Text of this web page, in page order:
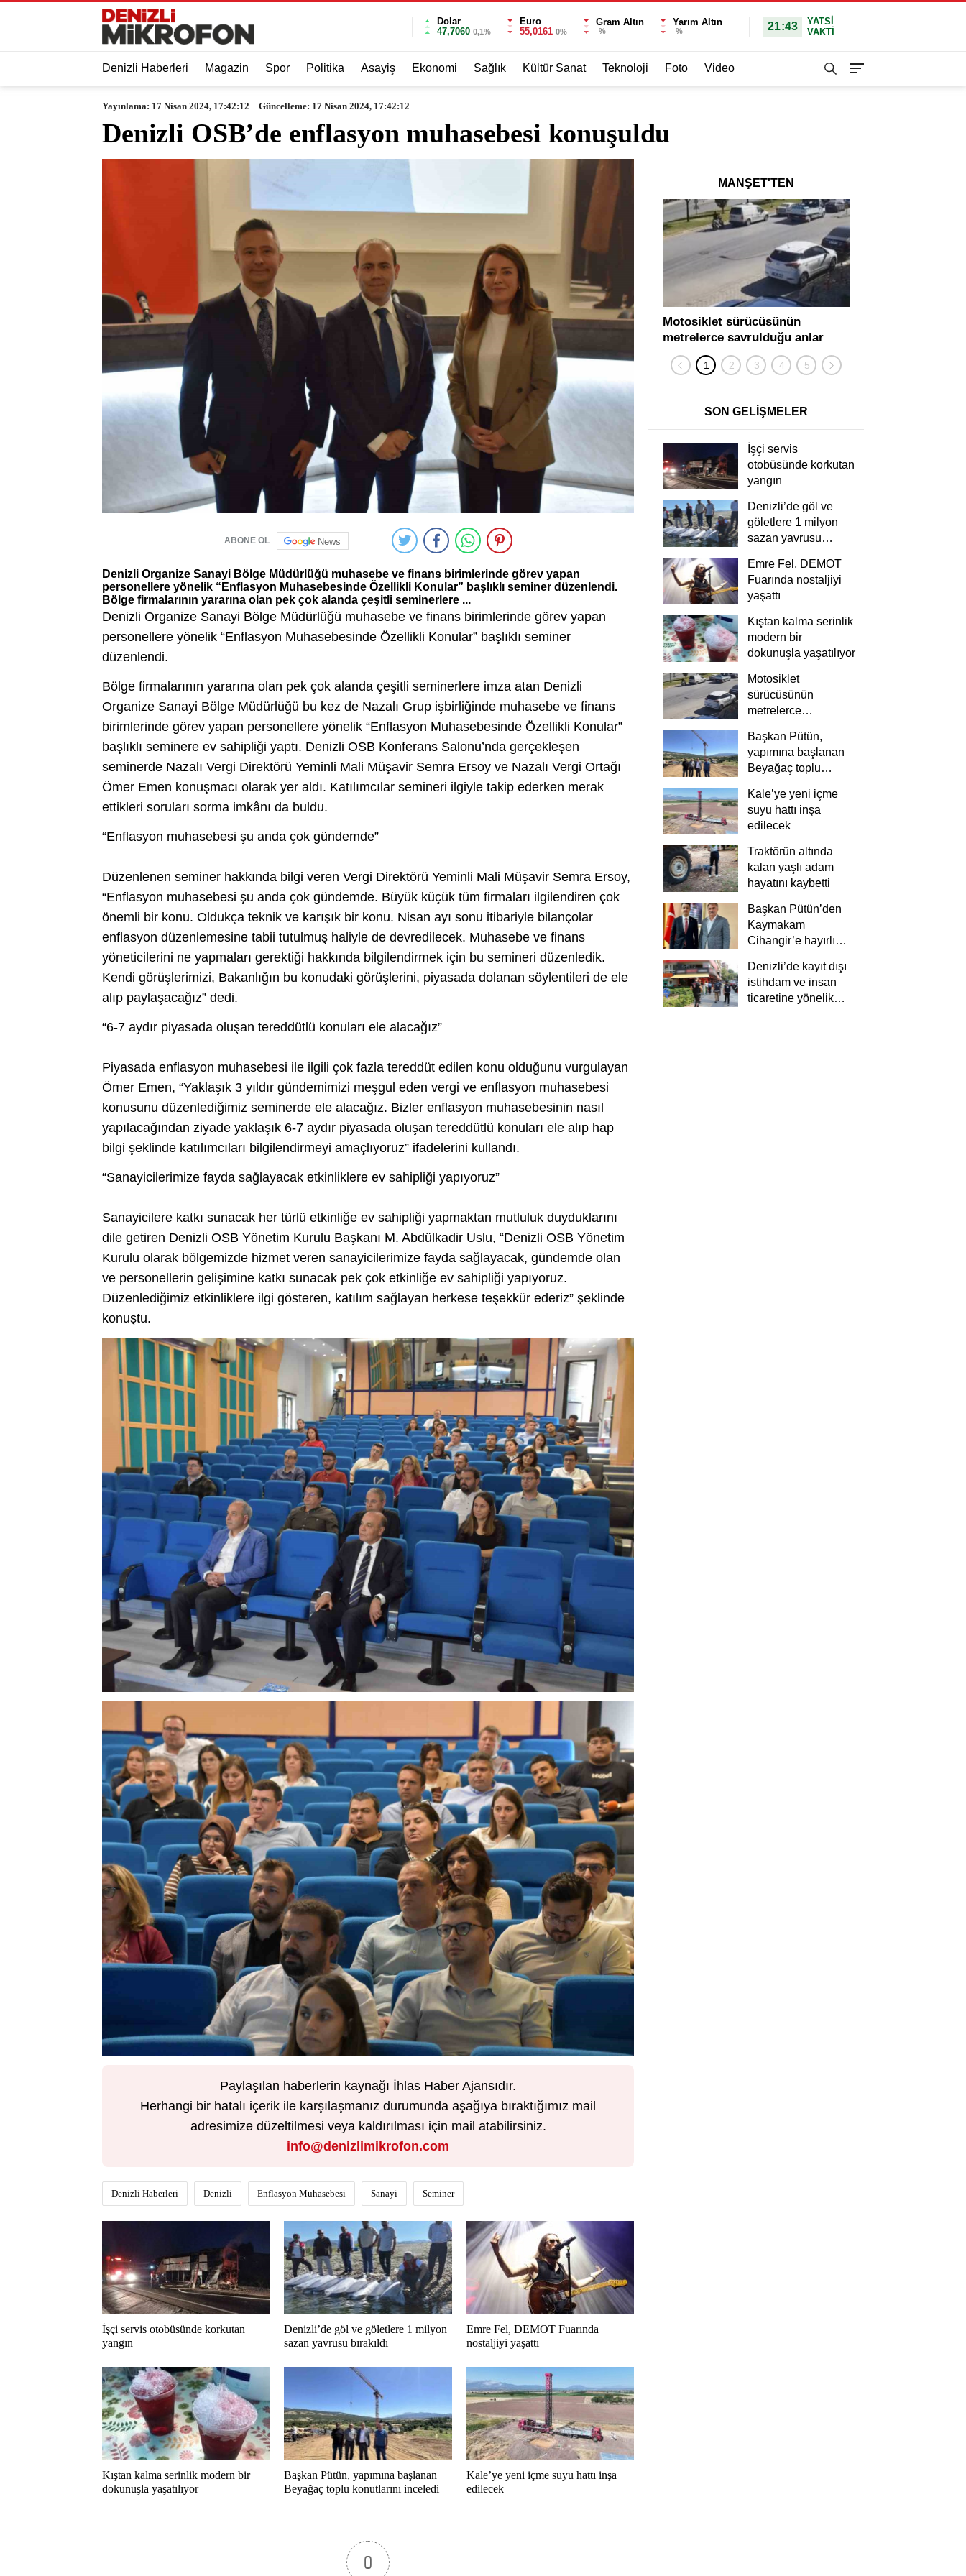
Dolar
47,7060 0,1%
Euro
55,0161 0%
Gram Altın
%
Yarım Altın
% 21:43
YATSI
VAKTİ
Denizli Haberleri Magazin Spor Politika Asayiş Ekonomi Sağlık Kültür Sanat Teknoloji Foto Video
Yayınlama: 17 Nisan 2024, 17:42:12 Güncelleme: 17 Nisan 2024, 17:42:12
Denizli OSB’de enflasyon muhasebesi konuşuldu
ABONE OL News
Denizli Organize Sanayi Bölge Müdürlüğü muhasebe ve finans birimlerinde görev yapan
personellere yönelik “Enflasyon Muhasebesinde Özellikli Konular” başlıklı seminer düzenlendi.
Bölge firmalarının yararına olan pek çok alanda çeşitli seminerlere ...
Denizli Organize Sanayi Bölge Müdürlüğü muhasebe ve finans birimlerinde görev yapan
personellere yönelik “Enflasyon Muhasebesinde Özellikli Konular” başlıklı seminer
düzenlendi.
Bölge firmalarının yararına olan pek çok alanda çeşitli seminerlere imza atan Denizli
Organize Sanayi Bölge Müdürlüğü bu kez de Nazalı Grup işbirliğinde muhasebe ve finans
birimlerinde görev yapan personellere yönelik “Enflasyon Muhasebesinde Özellikli Konular”
başlıklı seminere ev sahipliği yaptı. Denizli OSB Konferans Salonu’nda gerçekleşen
seminerde Nazalı Vergi Direktörü Yeminli Mali Müşavir Semra Ersoy ve Nazalı Vergi Ortağı
Ömer Emen konuşmacı olarak yer aldı. Katılımcılar semineri ilgiyle takip ederken merak
ettikleri soruları sorma imkânı da buldu.
“Enflasyon muhasebesi şu anda çok gündemde”
Düzenlenen seminer hakkında bilgi veren Vergi Direktörü Yeminli Mali Müşavir Semra Ersoy,
“Enflasyon muhasebesi şu anda çok gündemde. Büyük küçük tüm firmaları ilgilendiren çok
önemli bir konu. Oldukça teknik ve karışık bir konu. Nisan ayı sonu itibariyle bilançolar
enflasyon düzenlemesine tabii tutulmuş haliyle de devredilecek. Muhasebe ve finans
yöneticilerini ne yapmaları gerektiği hakkında bilgilendirmek için bu semineri düzenledik.
Kendi görüşlerimizi, Bakanlığın bu konudaki görüşlerini, piyasada dolanan söylentileri de ele
alıp paylaşacağız” dedi.
“6-7 aydır piyasada oluşan tereddütlü konuları ele alacağız”
Piyasada enflasyon muhasebesi ile ilgili çok fazla tereddüt edilen konu olduğunu vurgulayan
Ömer Emen, “Yaklaşık 3 yıldır gündemimizi meşgul eden vergi ve enflasyon muhasebesi
konusunu düzenlediğimiz seminerde ele alacağız. Bizler enflasyon muhasebesinin nasıl
yapılacağından ziyade yaklaşık 6-7 aydır piyasada oluşan tereddütlü konuları ele alıp hap
bilgi şeklinde katılımcıları bilgilendirmeyi amaçlıyoruz” ifadelerini kullandı.
“Sanayicilerimize fayda sağlayacak etkinliklere ev sahipliği yapıyoruz”
Sanayicilere katkı sunacak her türlü etkinliğe ev sahipliği yapmaktan mutluluk duyduklarını
dile getiren Denizli OSB Yönetim Kurulu Başkanı M. Abdülkadir Uslu, “Denizli OSB Yönetim
Kurulu olarak bölgemizde hizmet veren sanayicilerimize fayda sağlayacak, gündemde olan
ve personellerin gelişimine katkı sunacak pek çok etkinliğe ev sahipliği yapıyoruz.
Düzenlediğimiz etkinliklere ilgi gösteren, katılım sağlayan herkese teşekkür ederiz” şeklinde
konuştu.
Paylaşılan haberlerin kaynağı İhlas Haber Ajansıdır.
Herhangi bir hatalı içerik ile karşılaşmanız durumunda aşağıya bıraktığımız mail
adresimize düzeltilmesi veya kaldırılması için mail atabilirsiniz.
info@denizlimikrofon.com
Denizli Haberleri Denizli Enflasyon Muhasebesi Sanayi Seminer
İşçi servis otobüsünde korkutan
yangın
Denizli’de göl ve göletlere 1 milyon
sazan yavrusu bırakıldı
Emre Fel, DEMOT Fuarında
nostaljiyi yaşattı
Kıştan kalma serinlik modern bir
dokunuşla yaşatılıyor
Başkan Pütün, yapımına başlanan
Beyağaç toplu konutlarını inceledi
Kale’ye yeni içme suyu hattı inşa
edilecek
0
MANŞET'TEN
Motosiklet sürücüsünün
metrelerce savrulduğu anlar
güvenlik kamerasında
SON GELİŞMELER
İşçi servis
otobüsünde korkutan
yangın
Denizli’de göl ve
göletlere 1 milyon
sazan yavrusu
Emre Fel, DEMOT
Fuarında nostaljiyi
yaşattı
Kıştan kalma serinlik
modern bir
dokunuşla yaşatılıyor
Motosiklet
sürücüsünün
metrelerce
güvenlik
kamerasında
Başkan Pütün,
yapımına başlanan
Beyağaç toplu
Kale’ye yeni içme
suyu hattı inşa
edilecek
Traktörün altında
kalan yaşlı adam
hayatını kaybetti
Başkan Pütün’den
Kaymakam
Cihangir’e hayırlı
Denizli’de kayıt dışı
istihdam ve insan
ticaretine yönelik